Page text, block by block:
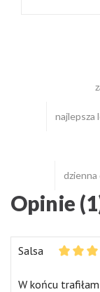
najlepsza
dzienna
Opinie
Salsa
W końcu